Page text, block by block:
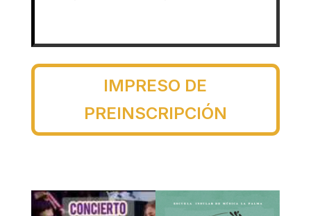
IMPRESO DE
PREINSCRIPCIÓN